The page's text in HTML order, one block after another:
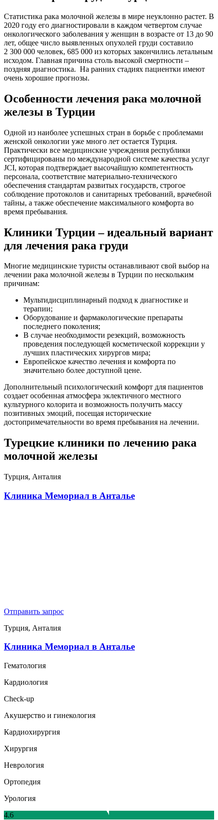
Статистика рака молочной железы в мире неуклонно растет. В
2020 году его диагностировали в каждом четвертом случае
онкологического заболевания у женщин в возрасте от 13 до 90
лет, общее число выявленных опухолей груди составило
2 300 000 человек, 685 000 из которых закончились летальным
исходом. Главная причина столь высокой смертности –
поздняя диагностика. На ранних стадиях пациентки имеют
очень хорошие прогнозы.
Особенности лечения рака молочной
железы в Турции
Одной из наиболее успешных стран в борьбе с проблемами
женской онкологии уже много лет остается Турция.
Практически все медицинские учреждения республики
сертифицированы по международной системе качества услуг
JCI, которая подтверждает высочайшую компетентность
персонала, соответствие материально-технического
обеспечения стандартам развитых государств, строгое
соблюдение протоколов и санитарных требований, врачебной
тайны, а также обеспечение максимального комфорта во
время пребывания.
Клиники Турции – идеальный вариант
для лечения рака груди
Многие медицинские туристы останавливают свой выбор на
лечении рака молочной железы в Турции по нескольким
причинам:
Мультидисциплинарный подход к диагностике и
терапии;
Оборудование и фармакологические препараты
последнего поколения;
В случае необходимости резекций, возможность
проведения последующей косметической коррекции у
лучших пластических хирургов мира;
Европейское качество лечения и комфорта по
значительно более доступной цене.
Дополнительный психологический комфорт для пациентов
создает особенная атмосфера эклектичного местного
культурного колорита и возможность получить массу
позитивных эмоций, посещая исторические
достопримечательности во время пребывания на лечении.
Турецкие клиники по лечению рака
молочной железы
Турция, Анталия
Клиника Мемориал в Анталье
Отправить запрос
Турция, Анталия
Клиника Мемориал в Анталье
Гематология
Кардиология
Check-up
Акушерство и гинекология
Кардиохирургия
Хирургия
Неврология
Ортопедия
Урология
4.6